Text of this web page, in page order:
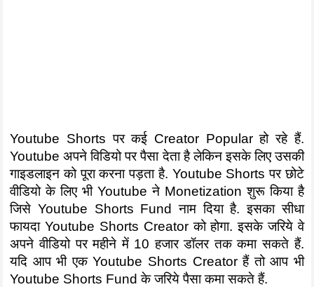
Youtube Shorts पर कई Creator Popular हो रहे हैं.
Youtube अपने विडियो पर पैसा देता है लेकिन इसके लिए उसकी
गाइडलाइन को पूरा करना पड़ता है. Youtube Shorts पर छोटे
वीडियो के लिए भी Youtube ने Monetization शुरू किया है
जिसे Youtube Shorts Fund नाम दिया है. इसका सीधा
फायदा Youtube Shorts Creator को होगा. इसके जरिये वे
अपने वीडियो पर महीने में 10 हजार डॉलर तक कमा सकते हैं.
यदि आप भी एक Youtube Shorts Creator हैं तो आप भी
Youtube Shorts Fund के जरिये पैसा कमा सकते हैं.